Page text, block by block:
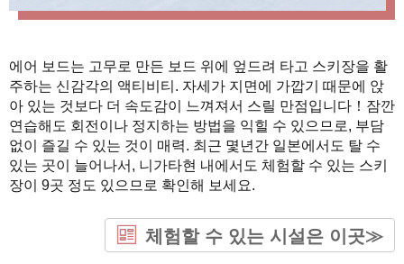
에어 보드는 고무로 만든 보드 위에 엎드려 타고 스키장을 활
주하는 신감각의 액티비티. 자세가 지면에 가깝기 때문에 앉
아 있는 것보다 더 속도감이 느껴져서 스릴 만점입니다！잠깐
연습해도 회전이나 정지하는 방법을 익힐 수 있으므로, 부담
없이 즐길 수 있는 것이 매력. 최근 몇년간 일본에서도 탈 수
있는 곳이 늘어나서, 니가타현 내에서도 체험할 수 있는 스키
장이 9곳 정도 있으므로 확인해 보세요.
체험할 수 있는 시설은 이곳≫